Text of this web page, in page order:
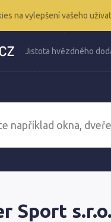
na vylepšení vašeho
Jistota hvězdného
Sport s.r.o.